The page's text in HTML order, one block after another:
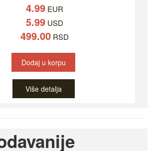
4.99 EUR
5.99 USD
499.00 RSD
Dodaj u korpu
Više detalja